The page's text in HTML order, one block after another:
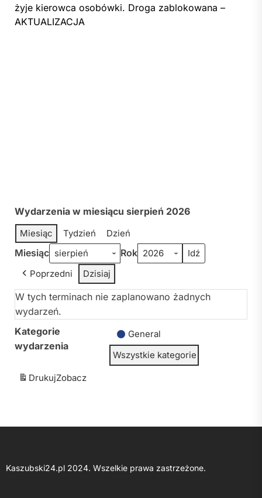
żyje kierowca osobówki. Droga zablokowana –
AKTUALIZACJA
Wydarzenia w miesiącu sierpień 2026
Miesiąc Tydzień Dzień
Miesiąc Rok
Poprzedni Dzisiaj
W tych terminach nie zaplanowano żadnych
wydarzeń.
Kategorie
wydarzenia
General
Wszystkie kategorie
DrukujZobacz
Kaszubski24.pl 2024. Wszelkie prawa zastrzeżone.